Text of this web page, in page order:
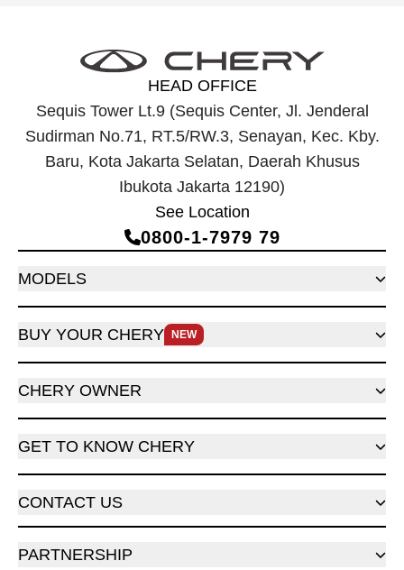
HEAD OFFICE
Sequis Tower Lt.9 (Sequis Center, Jl. Jenderal
Sudirman No.71, RT.5/RW.3, Senayan, Kec. Kby.
Baru, Kota Jakarta Selatan, Daerah Khusus
Ibukota Jakarta 12190)
See Location
0800‑1‑7979 79
MODELS
BUY YOUR CHERY NEW
CHERY OWNER
GET TO KNOW CHERY
CONTACT US
PARTNERSHIP